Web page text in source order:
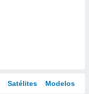
Satélites Modelos